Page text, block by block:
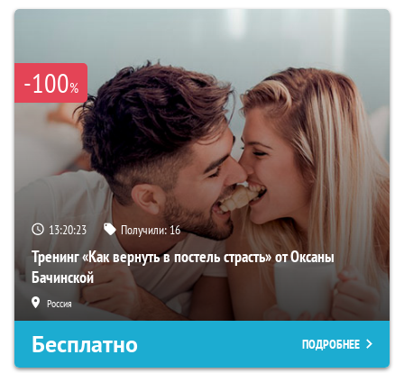
-100%
13:20:22 Получили:16
Тренинг «Как вернуть в постель страсть» от Оксаны
Бачинской
Россия
Бесплатно ПОДРОБНЕЕ